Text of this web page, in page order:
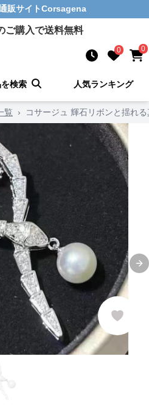
販サイトCorsagena
ご購入で送料無料
0 0
検索 人気ランキング
覧 › コサージュ 輝石リボンと揺れ